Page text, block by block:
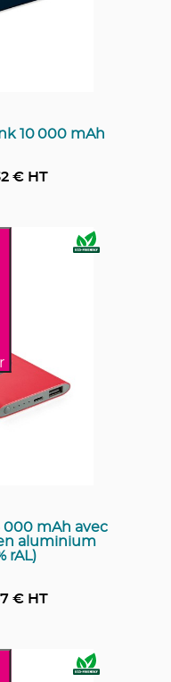
10 000 mAh
€ HT
000 mAh avec
aluminium
rAL)
€ HT